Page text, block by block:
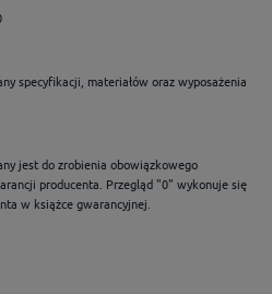
specyfikacji, materiałów oraz wyposażenia
jest do zrobienia obowiązkowego
producenta. Przegląd "0" wykonuje się
w książce gwarancyjnej.